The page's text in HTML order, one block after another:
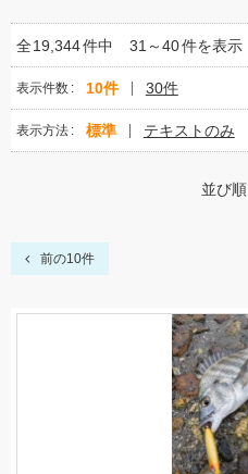
全19,344件中 31～40件を表示
表示件数 10件 30件
表示方法 標準 テキストのみ
並び順
前の10件